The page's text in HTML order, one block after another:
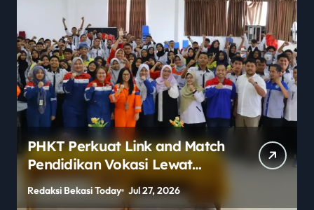
PHKT Perkuat Link and Match
Pendidikan Vokasi Lewat
Program Guru Tamu di SMKN
2 Penajam Paser Utara
Redaksi Bekasi Today Jul 27, 2026